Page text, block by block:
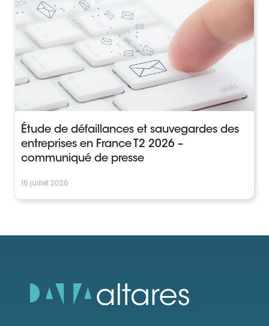
Étude de défaillances et sauvegardes des
entreprises en France T2 2026 –
communiqué de presse
16 juillet 2026